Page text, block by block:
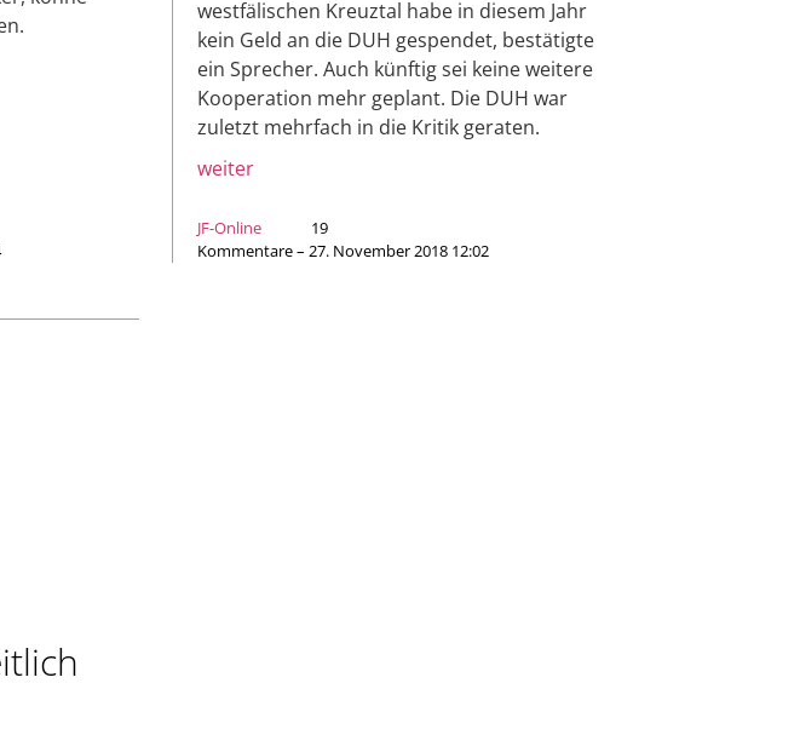
westfälischen Kreuztal habe in diesem Jahr
kein Geld an die DUH gespendet, bestätigte
ein Sprecher. Auch künftig sei keine weitere
Kooperation mehr geplant. Die DUH war
zuletzt mehrfach in die Kritik geraten.
weiter
JF-Online
19
Kommentare – 27. November 2018 12:02